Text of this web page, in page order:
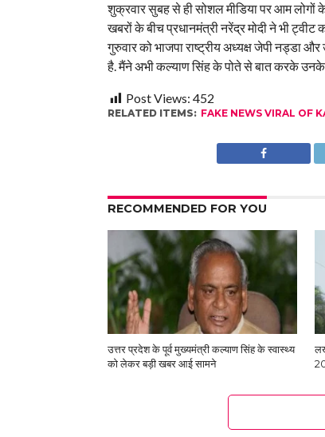
शुक्रवार सुबह से ही सोशल मीडिया पर आम लोगों
खबरों के बीच प्रधानमंत्री नरेंद्र मोदी ने भी
गुरुवार को भाजपा राष्ट्रीय अध्यक्ष जेपी नड्डा
है. मैंने अभी कल्याण सिंह के पोते से बात करके उनके
Post Views: 452
RELATED ITEMS: FAKE NEWS VIRAL OF
RECOMMENDED FOR YOU
उत्तर प्रदेश के पूर्व मुख्यमंत्री कल्याण सिंह के स्‍वास्‍थ्‍य
को लेकर बड़ी खबर आई सामने